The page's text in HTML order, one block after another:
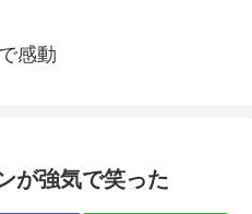
感動
が強気で笑った